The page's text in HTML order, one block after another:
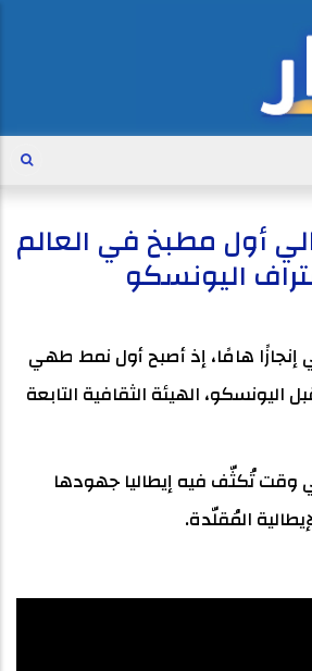
أول مطبخ في العالم
اليونسكو
إنجازًا هامًا، إذ أصبح أول نمط طهي
الهيئة الثقافية التابعة
وقت تُكثّف فيه إيطاليا جهودها
المُقلّدة.